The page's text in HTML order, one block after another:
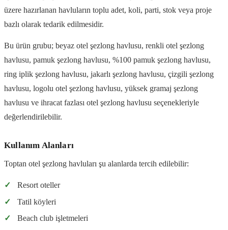
üzere hazırlanan havluların toplu adet, koli, parti, stok veya proje
bazlı olarak tedarik edilmesidir.
Bu ürün grubu; beyaz otel şezlong havlusu, renkli otel şezlong
havlusu, pamuk şezlong havlusu, %100 pamuk şezlong havlusu,
ring iplik şezlong havlusu, jakarlı şezlong havlusu, çizgili şezlong
havlusu, logolu otel şezlong havlusu, yüksek gramaj şezlong
havlusu ve ihracat fazlası otel şezlong havlusu seçenekleriyle
değerlendirilebilir.
Kullanım Alanları
Toptan otel şezlong havluları şu alanlarda tercih edilebilir:
✓
Resort oteller
✓
Tatil köyleri
✓
Beach club işletmeleri